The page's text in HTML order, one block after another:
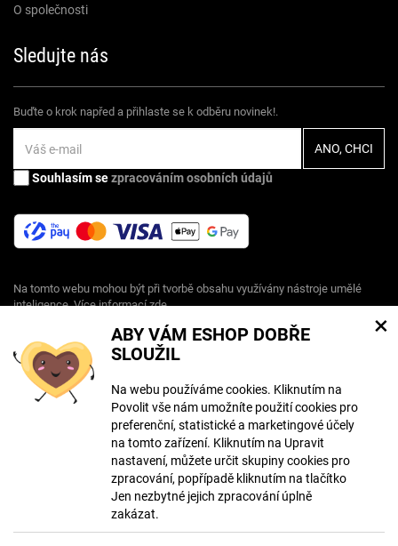
ABY VÁM ESHOP DOBŘE
SLOUŽIL
Na webu používáme cookies. Kliknutím na
Povolit vše nám umožníte použití cookies pro
preferenční, statistické a marketingové účely
na tomto zařízení. Kliknutím na Upravit
nastavení, můžete určit skupiny cookies pro
zpracování, popřípadě kliknutím na tlačítko
Jen nezbytné jejich zpracování úplně
zakázat.
×
O společnosti
Sledujte nás
Buďte o krok napřed a přihlaste se k odběru novinek!.
Souhlasím sezpracováním osobních údajů
Na tomto webu mohou být při tvorbě obsahu využívány nástroje umělé
inteligence. Více informacízde.
© Copyright ECLIPSERA s.r.o.
Všechna práva vyhrazena
Slovenská verze
HU
RO
Zobrazit klasickou verzi